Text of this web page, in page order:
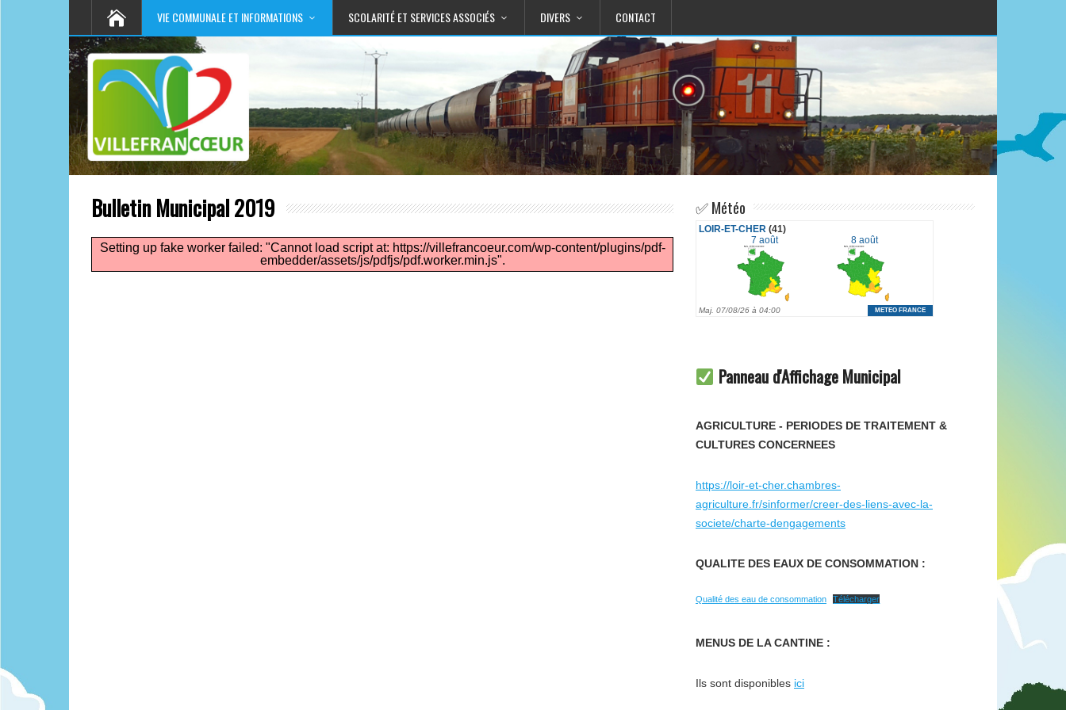
VIE COMMUNALE ET INFORMATIONS SCOLARITÉ ET SERVICES ASSOCIÉS DIVERS CONTACT
Bulletin Municipal 2019
Setting up fake worker failed: "Cannot load script at: https://villefrancoeur.com/wp-content/plugins/pdf-
embedder/assets/js/pdfjs/pdf.worker.min.js".
✅ Météo
Panneau d'Affichage Municipal
AGRICULTURE - PERIODES DE TRAITEMENT &
CULTURES CONCERNEES
https://loir-et-cher.chambres-
agriculture.fr/sinformer/creer-des-liens-avec-la-
societe/charte-dengagements
QUALITE DES EAUX DE CONSOMMATION :
Qualité des eau de consommation Télécharger
MENUS DE LA CANTINE :
Ils sont disponibles ici